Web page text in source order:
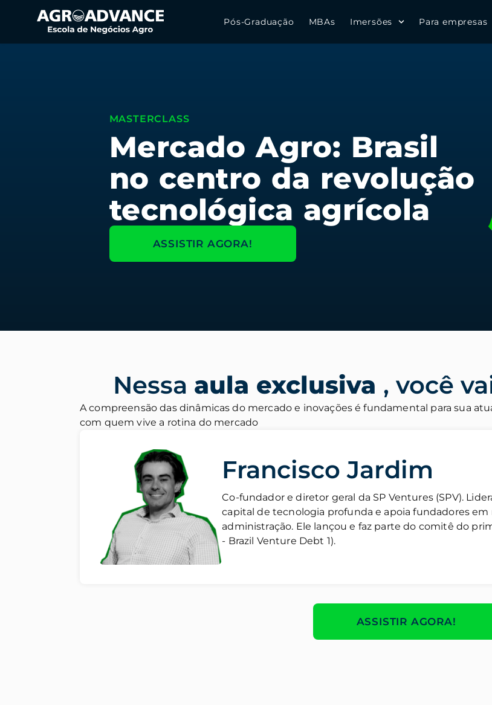
Pós-Graduação MBAs Imersões Para empresas
MASTERCLASS
Mercado Agro: Brasil
no centro da revolução
tecnológica agrícola
ASSISTIR AGORA!
Nessa aula exclusiva , você
A compreensão das dinâmicas do mercado e inovações é fundamental para sua
com quem vive a rotina do mercado
Francisco Jardim
Co-fundador e diretor geral da SP Ventures (SPV).
capital de tecnologia profunda e apoia fundadores
administração. Ele lançou e faz parte do comitê do
- Brazil Venture Debt 1).
ASSISTIR AGORA!